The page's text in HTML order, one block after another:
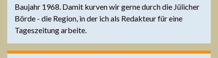
Baujahr 1968. Damit kurven wir gerne durch die Jülicher
Börde - die Region, in der ich als Redakteur für eine
Tageszeitung arbeite.